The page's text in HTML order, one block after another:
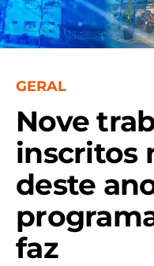
GERAL
Nove
inscritos
deste
faz